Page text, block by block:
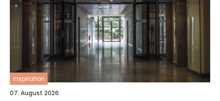
inspiration
07. August 2026